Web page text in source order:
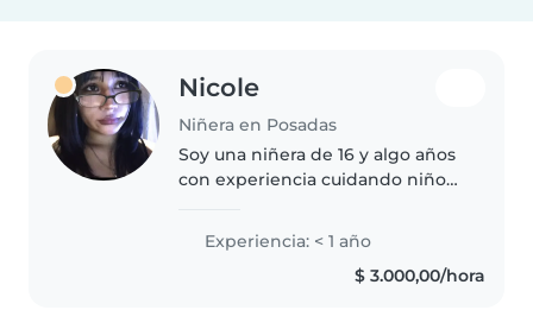
Nicole
Niñera en Posadas
Soy una niñera de 16 y algo años
con experiencia cuidando niños
bien capaz no les de confianza
por ser joven tengo bastante
experiencia cuidando a chicos..
Experiencia: < 1 año
$ 3.000,00/hora